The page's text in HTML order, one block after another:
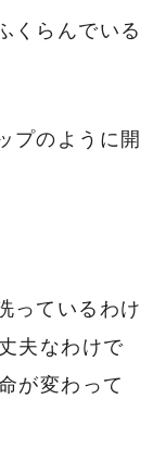
くらんでいる
プのように開
っているわけ
夫なわけで
が変わって